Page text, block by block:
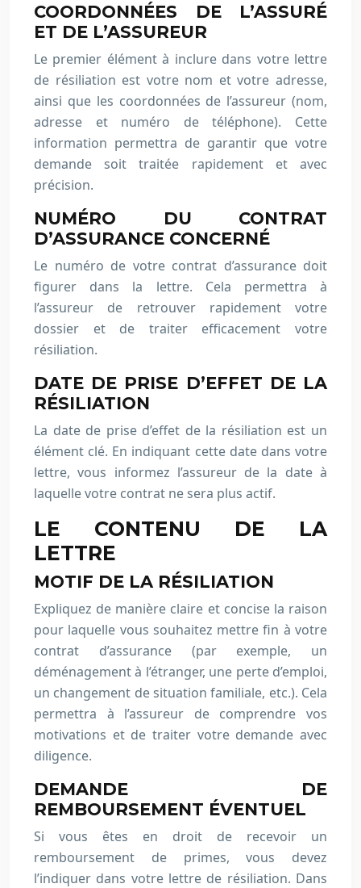
COORDONNÉES DE L’ASSURÉ
ET DE L’ASSUREUR
Le premier élément à inclure dans votre lettre
de résiliation est votre nom et votre adresse,
ainsi que les coordonnées de l’assureur (nom,
adresse et numéro de téléphone). Cette
information permettra de garantir que votre
demande soit traitée rapidement et avec
précision.
NUMÉRO DU CONTRAT
D’ASSURANCE CONCERNÉ
Le numéro de votre contrat d’assurance doit
figurer dans la lettre. Cela permettra à
l’assureur de retrouver rapidement votre
dossier et de traiter efficacement votre
résiliation.
DATE DE PRISE D’EFFET DE LA
RÉSILIATION
La date de prise d’effet de la résiliation est un
élément clé. En indiquant cette date dans votre
lettre, vous informez l’assureur de la date à
laquelle votre contrat ne sera plus actif.
LE CONTENU DE LA
LETTRE
MOTIF DE LA RÉSILIATION
Expliquez de manière claire et concise la raison
pour laquelle vous souhaitez mettre fin à votre
contrat d’assurance (par exemple, un
déménagement à l’étranger, une perte d’emploi,
un changement de situation familiale, etc.). Cela
permettra à l’assureur de comprendre vos
motivations et de traiter votre demande avec
diligence.
DEMANDE DE
REMBOURSEMENT ÉVENTUEL
Si vous êtes en droit de recevoir un
remboursement de primes, vous devez
l’indiquer dans votre lettre de résiliation. Dans